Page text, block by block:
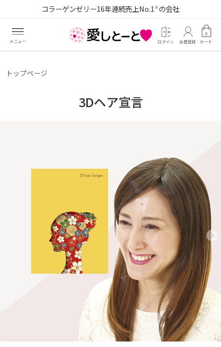
コラーゲンゼリー16年連続売上No.1 ※の会社
ログイン 会員登録 カート
0
トップページ
3Dヘア宣言